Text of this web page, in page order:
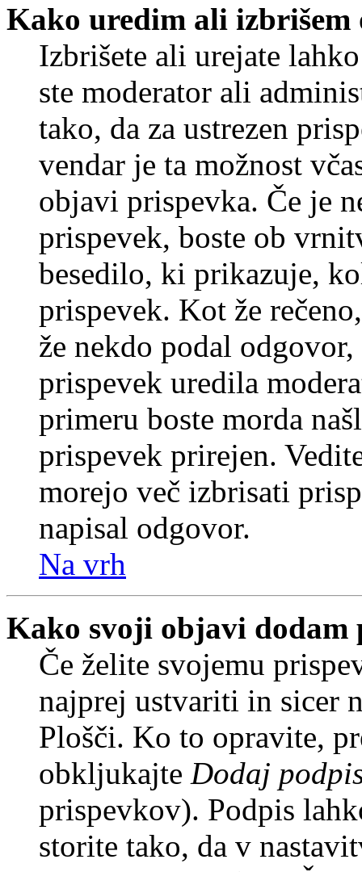
Kako uredim ali izbrišem
Izbrišete ali urejate
ste moderator ali
tako, da za ustrezen
vendar je ta možnost
objavi prispevka. Če je
prispevek, boste ob
besedilo, ki prikazuje,
prispevek. Kot že
že nekdo podal
prispevek uredila
primeru boste morda
prispevek prirejen.
morejo več izbrisati
napisal odgovor.
Na vrh
Kako svoji objavi dodam
Če želite svojemu
najprej ustvariti in sicer
Plošči. Ko to opravite,
obkljukajte Dodaj
prispevkov). Podpis
storite tako, da v